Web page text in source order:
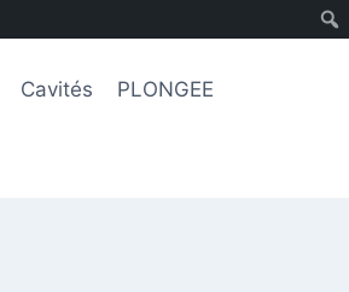
Cavités PLONGEE